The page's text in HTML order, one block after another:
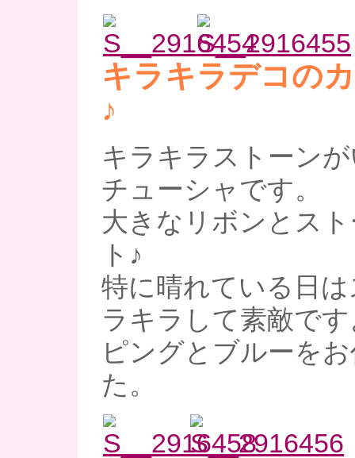
キラキラデコの
♪
キラキラストーン
チューシャです。
大きなリボンとス
ト♪
特に晴れている日
ラキラして素敵で
ピングとブルーを
た。